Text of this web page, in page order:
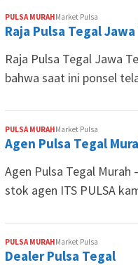
PULSA MURAHMarket Pulsa
Raja Pulsa Tegal
Raja Pulsa Tegal Jawa
bahwa saat ini ponsel
PULSA MURAHMarket Pulsa
Agen Pulsa Tegal
Agen Pulsa Tegal
stok agen ITS PULSA
PULSA MURAHMarket Pulsa
Dealer Pulsa Tegal